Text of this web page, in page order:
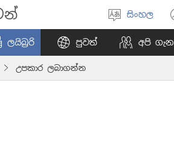
භාෂාව
තෝරන්න
සිංහල
ලයිබ්‍රරි පුවත් අපි ගැන
උපකාර ලබාගන්න